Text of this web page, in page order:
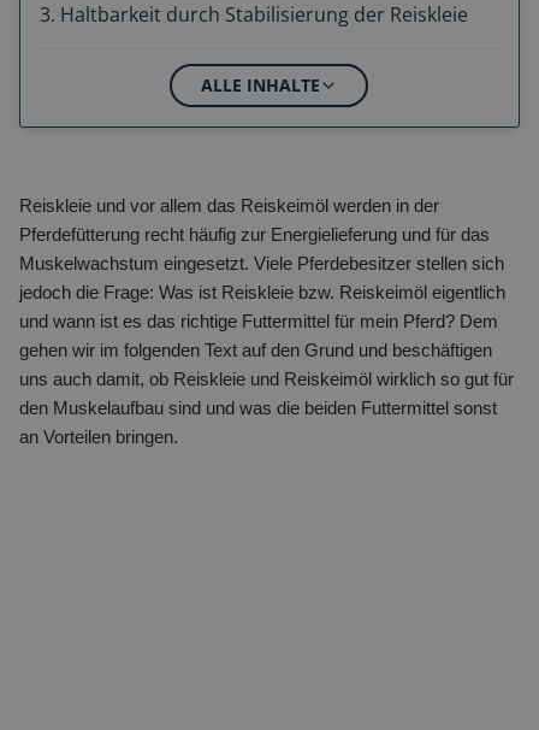
3. Haltbarkeit durch Stabilisierung der Reiskleie
ALLE INHALTE
Reiskleie und vor allem das Reiskeimöl werden in der
Pferdefütterung recht häufig zur Energielieferung und für das
Muskelwachstum eingesetzt. Viele Pferdebesitzer stellen sich
jedoch die Frage: Was ist Reiskleie bzw. Reiskeimöl eigentlich
und wann ist es das richtige Futtermittel für mein Pferd? Dem
gehen wir im folgenden Text auf den Grund und beschäftigen
uns auch damit, ob Reiskleie und Reiskeimöl wirklich so gut für
den Muskelaufbau sind und was die beiden Futtermittel sonst
an Vorteilen bringen.